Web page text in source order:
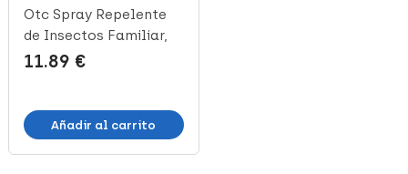
Otc Spray Repelente
de Insectos Familiar,
100 ml
11.89 €
Añadir al carrito